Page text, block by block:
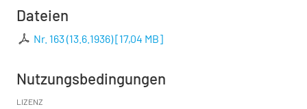
Dateien
Nr. 163 (13.6.1936)[17,04 MB]
Nutzungsbedingungen
LIZENZ